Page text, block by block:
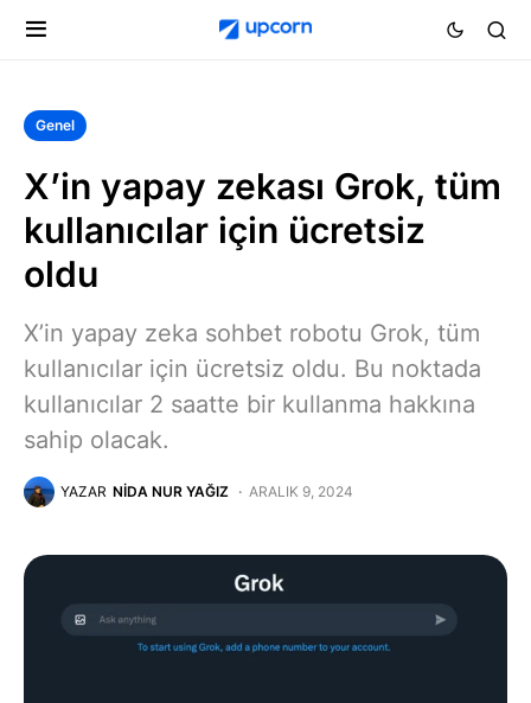
Genel
X’in yapay zekası Grok, tüm
kullanıcılar için ücretsiz
oldu
X’in yapay zeka sohbet robotu Grok, tüm
kullanıcılar için ücretsiz oldu. Bu noktada
kullanıcılar 2 saatte bir kullanma hakkına
sahip olacak.
YAZAR NIDA NUR YAĞIZ ARALIK 9, 2024